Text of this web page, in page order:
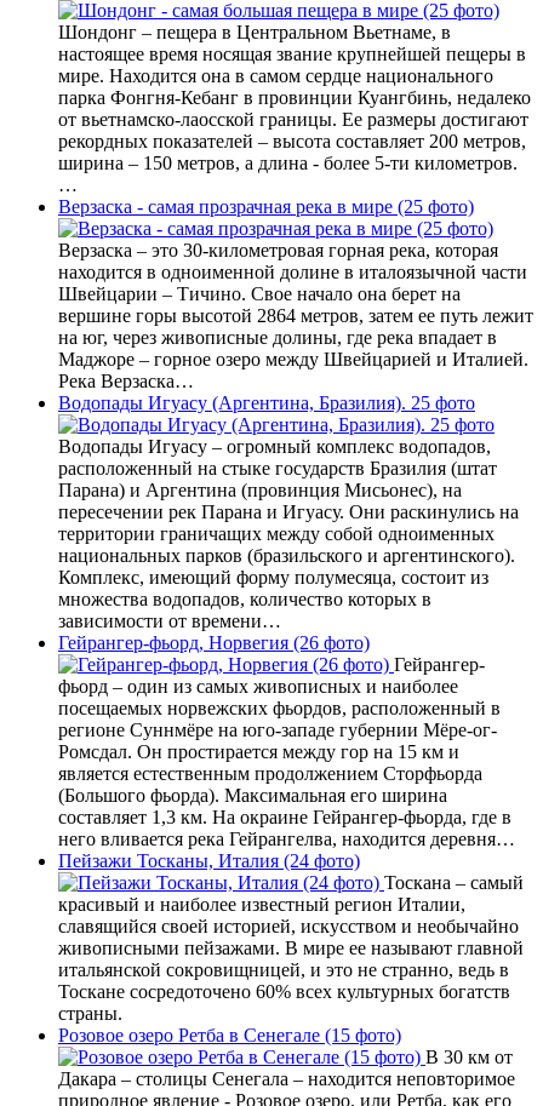
Шондонг – пещера в Центральном Вьетнаме, в
настоящее время носящая звание крупнейшей пещеры в
мире. Находится она в самом сердце национального
парка Фонгня-Кебанг в провинции Куангбинь, недалеко
от вьетнамско-лаосской границы. Ее размеры достигают
рекордных показателей – высота составляет 200 метров,
ширина – 150 метров, а длина - более 5-ти километров.
…
Верзаска - самая прозрачная река в мире (25 фото)
Верзаска – это 30-километровая горная река, которая
находится в одноименной долине в италоязычной части
Швейцарии – Тичино. Свое начало она берет на
вершине горы высотой 2864 метров, затем ее путь лежит
на юг, через живописные долины, где река впадает в
Маджоре – горное озеро между Швейцарией и Италией.
Река Верзаска…
Водопады Игуасу (Аргентина, Бразилия). 25 фото
Водопады Игуасу – огромный комплекс водопадов,
расположенный на стыке государств Бразилия (штат
Парана) и Аргентина (провинция Мисьонес), на
пересечении рек Парана и Игуасу. Они раскинулись на
территории граничащих между собой одноименных
национальных парков (бразильского и аргентинского).
Комплекс, имеющий форму полумесяца, состоит из
множества водопадов, количество которых в
зависимости от времени…
Гейрангер-фьорд, Норвегия (26 фото)
Гейрангер-
фьорд – один из самых живописных и наиболее
посещаемых норвежских фьордов, расположенный в
регионе Суннмёре на юго-западе губернии Мёре-ог-
Ромсдал. Он простирается между гор на 15 км и
является естественным продолжением Сторфьорда
(Большого фьорда). Максимальная его ширина
составляет 1,3 км. На окраине Гейрангер-фьорда, где в
него вливается река Гейрангелва, находится деревня…
Пейзажи Тосканы, Италия (24 фото)
Тоскана – самый
красивый и наиболее известный регион Италии,
славящийся своей историей, искусством и необычайно
живописными пейзажами. В мире ее называют главной
итальянской сокровищницей, и это не странно, ведь в
Тоскане сосредоточено 60% всех культурных богатств
страны.
Розовое озеро Ретба в Сенегале (15 фото)
В 30 км от
Дакара – столицы Сенегала – находится неповторимое
природное явление - Розовое озеро, или Ретба, как его